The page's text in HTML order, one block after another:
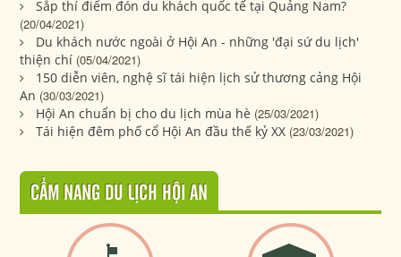
Sắp thí điểm đón du khách quốc tế tại Quảng Nam?
(20/04/2021)
Du khách nước ngoài ở Hội An - những 'đại sứ du lịch'
thiện chí (05/04/2021)
150 diễn viên, nghệ sĩ tái hiện lịch sử thương cảng Hội
An (30/03/2021)
Hội An chuẩn bị cho du lịch mùa hè (25/03/2021)
Tái hiện đêm phố cổ Hội An đầu thế kỷ XX (23/03/2021)
CẨM NANG DU LỊCH HỘI AN